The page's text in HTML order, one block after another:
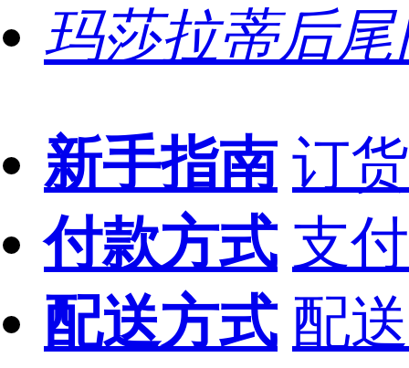
玛莎拉蒂后
新手指南 订
付款方式 支
配送方式 配